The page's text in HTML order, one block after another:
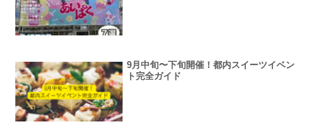
9月中旬〜下旬開催！都内スイーツイベン
ト完全ガイド